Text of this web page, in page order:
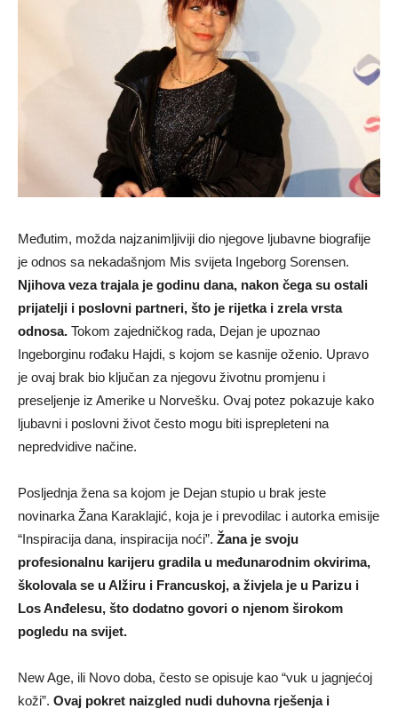
Međutim, možda najzanimljiviji dio njegove ljubavne biografije
je odnos sa nekadašnjom Mis svijeta Ingeborg Sorensen.
Njihova veza trajala je godinu dana, nakon čega su ostali
prijatelji i poslovni partneri, što je rijetka i zrela vrsta
odnosa. Tokom zajedničkog rada, Dejan je upoznao
Ingeborginu rođaku Hajdi, s kojom se kasnije oženio. Upravo
je ovaj brak bio ključan za njegovu životnu promjenu i
preseljenje iz Amerike u Norvešku. Ovaj potez pokazuje kako
ljubavni i poslovni život često mogu biti isprepleteni na
nepredvidive načine.
Posljednja žena sa kojom je Dejan stupio u brak jeste
novinarka Žana Karaklajić, koja je i prevodilac i autorka emisije
“Inspiracija dana, inspiracija noći”. Žana je svoju
profesionalnu karijeru gradila u međunarodnim okvirima,
školovala se u Alžiru i Francuskoj, a živjela je u Parizu i
Los Anđelesu, što dodatno govori o njenom širokom
pogledu na svijet.
New Age, ili Novo doba, često se opisuje kao “vuk u jagnjećoj
koži”. Ovaj pokret naizgled nudi duhovna rješenja i